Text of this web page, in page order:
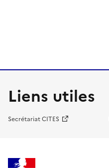
Liens utiles
Secrétariat CITES